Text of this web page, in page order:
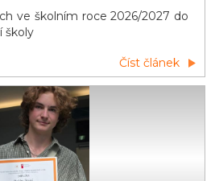
ve školním roce 2026/2027 do
školy
Číst článek